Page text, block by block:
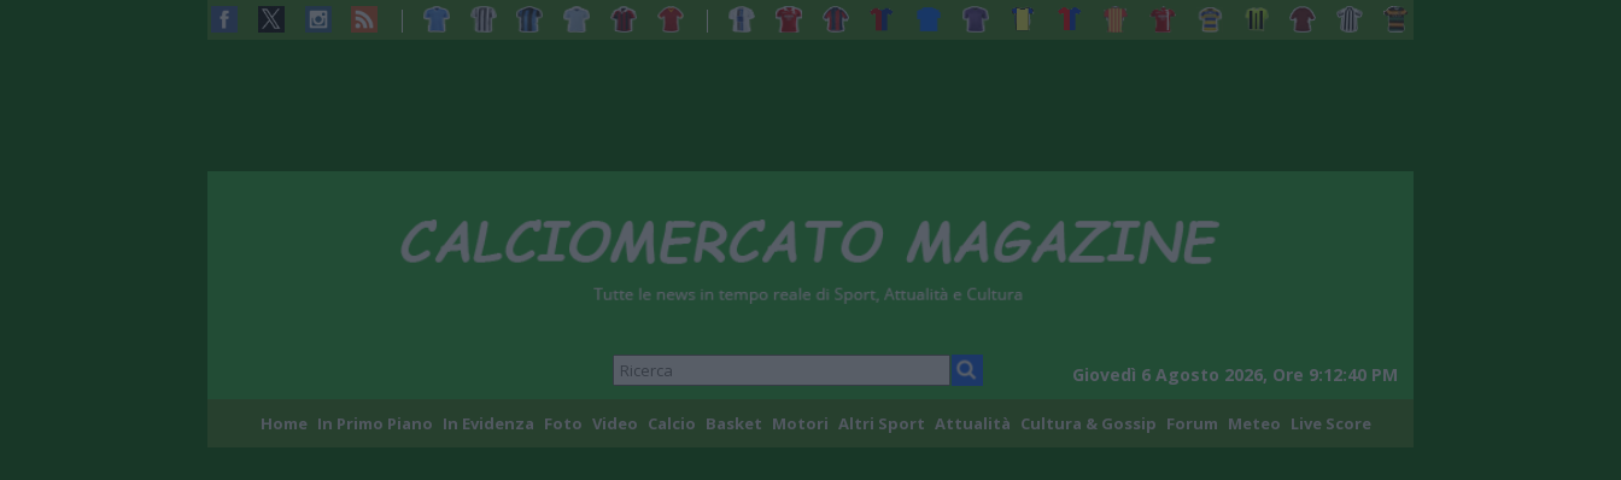
Giovedì 6 Agosto 2026, Ore 9:12:41 PM
Home In Primo Piano In Evidenza Foto Video Calcio Basket Motori Altri Sport Attualità Cultura & Gossip Forum Meteo Live Score